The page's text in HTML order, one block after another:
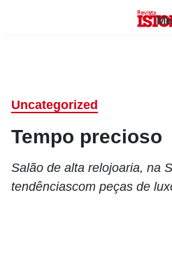
Uncategorized
Tempo precioso
Salão de alta relojoaria, na
tendênciascom peças de